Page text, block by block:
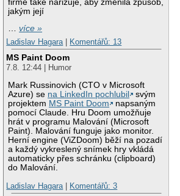
firmě také nařizuje, aby změnila způsob,
jakým její
…více »
Ladislav Hagara
Komentářů: 13
MS Paint Doom
7.8. 12:44 | Humor
Mark Russinovich (CTO v Microsoft
Azure) se na LinkedIn pochlubil
svým
projektem MS Paint Doom
napsaným
pomocí Claude. Hru Doom umožňuje
hrát v programu Malování (Microsoft
Paint). Malování funguje jako monitor.
Herní engine (ViZDoom) běží na pozadí
a každý vykreslený snímek hry vkládá
automaticky přes schránku (clipboard)
do Malování.
Ladislav Hagara | Komentářů: 3